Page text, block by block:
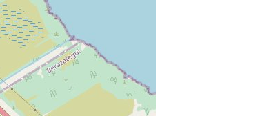
aviso es de carácter
documentación contractual
definitivas surgirán de la
del inmueble. Los
están sujetos a verificación y
señalado en este aviso puede